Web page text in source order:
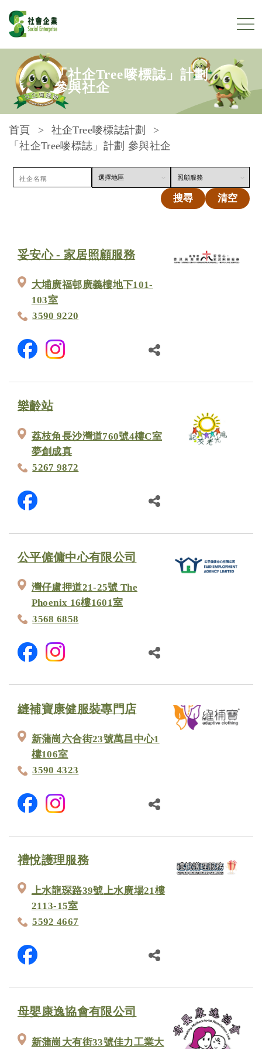
跳到內容
「社企Tree嘜標誌」計劃
參與社企
首頁
社企Tree嘜標誌計劃
「社企Tree嘜標誌」計劃 參與社企
搜尋 清空
妥安心 - 家居照顧服務
大埔廣福邨廣義樓地下101-
103室
3590 9220
樂齡站
荔枝角長沙灣道760號4樓C室
夢創成真
5267 9872
公平僱傭中心有限公司
灣仔盧押道21-25號 The
Phoenix 16樓1601室
3568 6858
縫補寶康健服裝專門店
新蒲崗六合街23號萬昌中心1
樓106室
3590 4323
禮悅護理服務
上水龍琛路39號上水廣場21樓
2113-15室
5592 4667
母嬰康逸協會有限公司
新蒲崗大有街33號佳力工業大